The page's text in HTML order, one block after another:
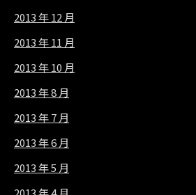
2013 年 12 月
2013 年 11 月
2013 年 10 月
2013 年 8 月
2013 年 7 月
2013 年 6 月
2013 年 5 月